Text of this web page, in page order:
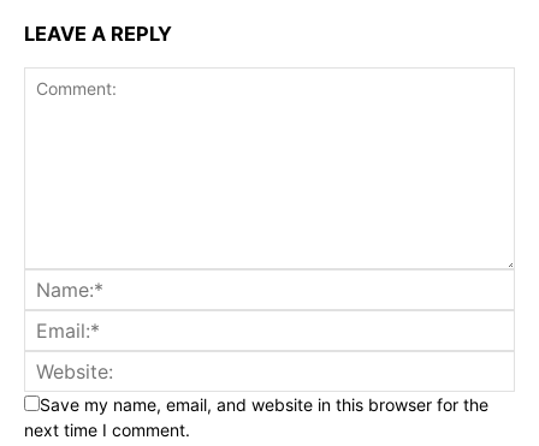
LEAVE A REPLY
Save my name, email, and website in this browser for the
next time I comment.